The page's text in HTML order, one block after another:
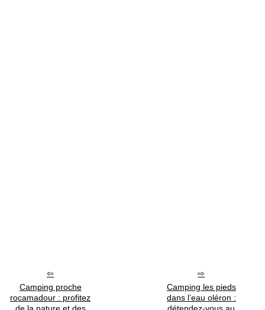
Camping proche
rocamadour : profitez
Camping les pieds
dans l’eau oléron :